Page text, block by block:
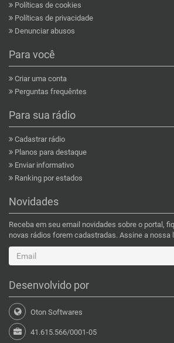
Políticas de cookies
Políticas de privacidade
Denunciar abusos
Para você
Criar uma conta
Perguntas frequêntes
Para sua rádio
Cadastrar rádio
Planos para destaque
Enviar informativo
Ranking por estados
Novidades
Receba em seu email novidades sobre o portal,
novas rádios forem cadastradas. Assine a nossa
Desenvolvido por
Oton Softwares
41.615.566/0001-05